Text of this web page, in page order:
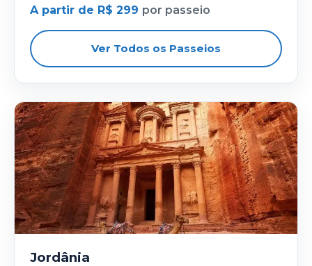
A partir de R$ 299 por passeio
Ver Todos os Passeios
Jordânia